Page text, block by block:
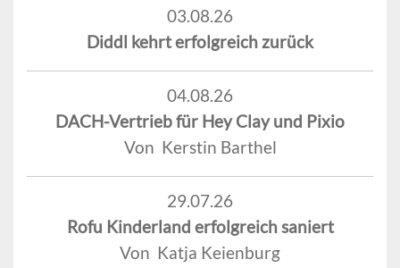
03.08.26
Diddl kehrt erfolgreich zurück
04.08.26
DACH-Vertrieb für Hey Clay und Pixio
Von Kerstin Barthel
29.07.26
Rofu Kinderland erfolgreich saniert
Von Katja Keienburg